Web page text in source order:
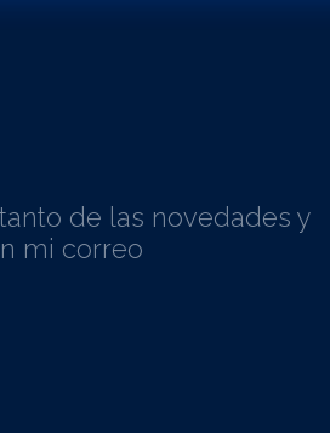
de las novedades y
mi correo